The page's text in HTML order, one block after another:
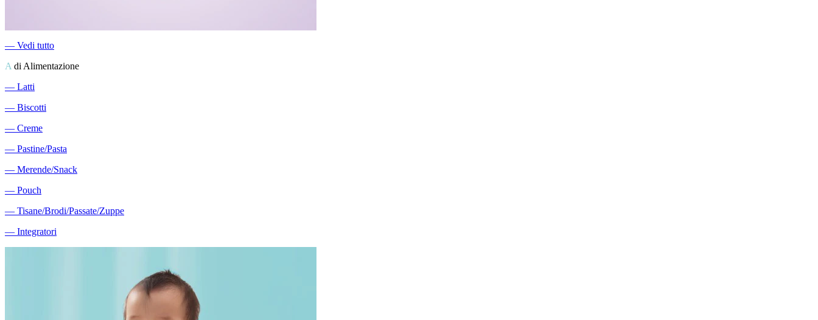
― Vedi tutto
A di Alimentazione
― Latti
― Biscotti
― Creme
― Pastine/Pasta
― Merende/Snack
― Pouch
― Tisane/Brodi/Passate/Zuppe
― Integratori